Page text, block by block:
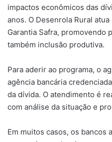
impactos econômicos das
anos. O Desenrola Rural
Garantia Safra, promovendo
também inclusão produtiva.
Para aderir ao programa, o
agência bancária
da dívida. O atendimento é
com análise da situação e
Em muitos casos, os bancos